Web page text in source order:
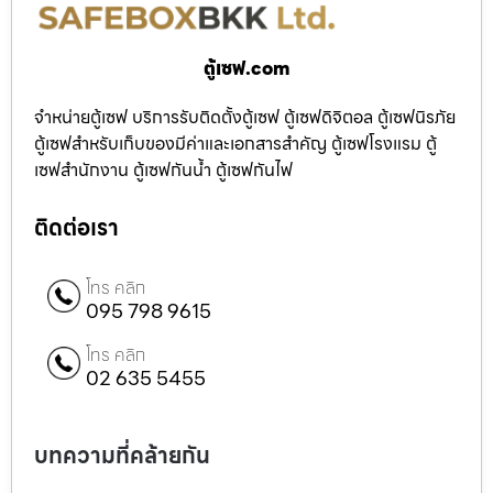
ตู้เซฟ.com
จำหน่ายตู้เซฟ บริการรับติดตั้งตู้เซฟ ตู้เซฟดิจิตอล ตู้เซฟนิรภัย
ตู้เซฟสำหรับเก็บของมีค่าและเอกสารสำคัญ ตู้เซฟโรงแรม ตู้
เซฟสำนักงาน ตู้เซฟกันน้ำ ตู้เซฟกันไฟ
ติดต่อเรา
โทร คลิก
095 798 9615
โทร คลิก
02 635 5455
บทความที่คล้ายกัน